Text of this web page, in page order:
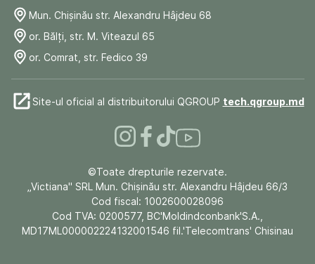
Mun. Chişinău str. Alexandru Hâjdeu 68
or. Bălți, str. M. Viteazul 65
or. Comrat, str. Fedico 39
Site-ul oficial al distribuitorului QGROUP tech.qgroup.md
©Toate drepturile rezervate.
„Victiana" SRL Mun. Chişinău str. Alexandru Hâjdeu 66/3
Cod fiscal: 1002600028096
Cod TVA: 0200577, BC'Moldindconbank'S.A.,
MD17ML000002224132001546 fil.'Telecomtrans' Chisinau